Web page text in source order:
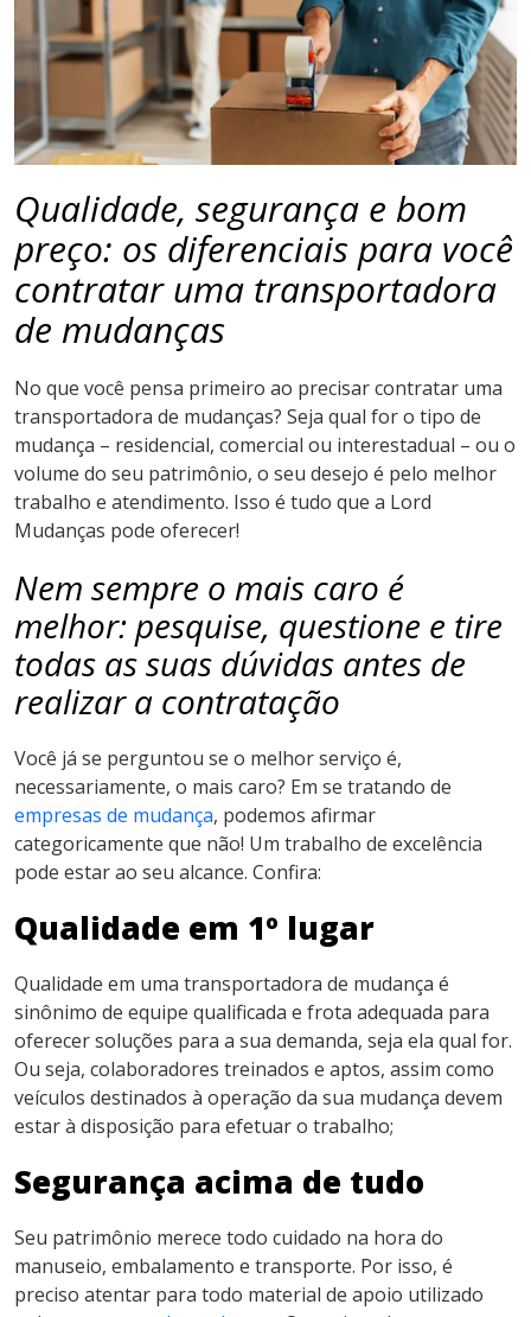
Qualidade, segurança e bom
preço: os diferenciais para você
contratar uma transportadora
de mudanças
No que você pensa primeiro ao precisar contratar uma
transportadora de mudanças? Seja qual for o tipo de
mudança – residencial, comercial ou interestadual – ou o
volume do seu patrimônio, o seu desejo é pelo melhor
trabalho e atendimento. Isso é tudo que a Lord
Mudanças pode oferecer!
Nem sempre o mais caro é
melhor: pesquise, questione e tire
todas as suas dúvidas antes de
realizar a contratação
Você já se perguntou se o melhor serviço é,
necessariamente, o mais caro? Em se tratando de
empresas de mudança, podemos afirmar
categoricamente que não! Um trabalho de excelência
pode estar ao seu alcance. Confira:
Qualidade em 1º lugar
Qualidade em uma transportadora de mudança é
sinônimo de equipe qualificada e frota adequada para
oferecer soluções para a sua demanda, seja ela qual for.
Ou seja, colaboradores treinados e aptos, assim como
veículos destinados à operação da sua mudança devem
estar à disposição para efetuar o trabalho;
Segurança acima de tudo
Seu patrimônio merece todo cuidado na hora do
manuseio, embalamento e transporte. Por isso, é
preciso atentar para todo material de apoio utilizado